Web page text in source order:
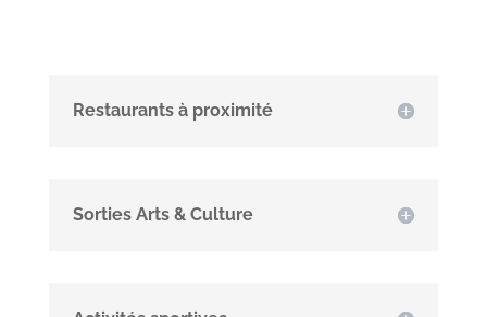
Restaurants à proximité
Sorties Arts & Culture